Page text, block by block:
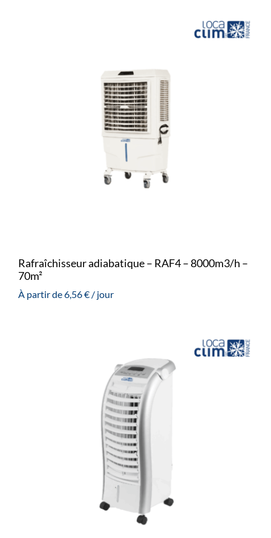
Rafraîchisseur adiabatique – RAF4 – 8000m3/h –
70m²
À partir de6,56€/ jour